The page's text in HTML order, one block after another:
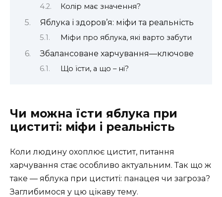
Колір має значення?
Яблука і здоров’я: міфи та реальність
Міфи про яблука, які варто забути
Збалансоване харчування—ключове
Що їсти, а що – ні?
Чи можна їсти яблука при
циститі: міфи і реальність
Коли людину охоплює цистит, питання
харчування стає особливо актуальним. Так що ж
таке — яблука при циститі: панацея чи загроза?
Заглибимося у цю цікаву тему.